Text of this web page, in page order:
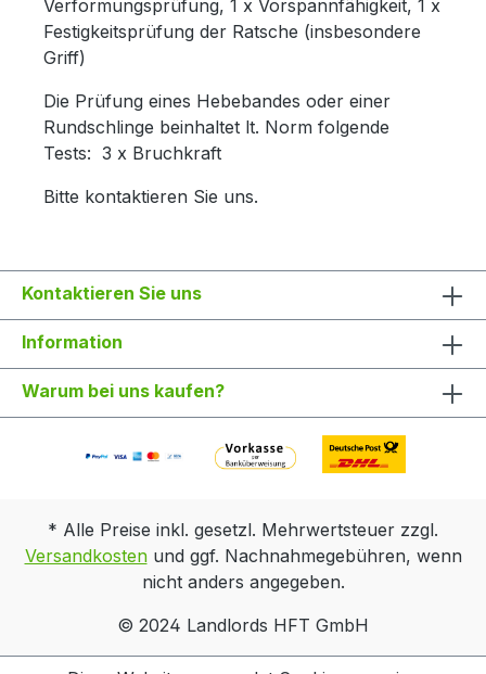
Verformungsprüfung, 1 x Vorspannfähigkeit, 1 x
Festigkeitsprüfung der Ratsche (insbesondere
Griff)
Die Prüfung eines Hebebandes oder einer
Rundschlinge beinhaltet lt. Norm folgende
Tests: 3 x Bruchkraft
Bitte kontaktieren Sie uns.
Kontaktieren Sie uns
Information
Warum bei uns kaufen?
* Alle Preise inkl. gesetzl. Mehrwertsteuer zzgl.
Versandkostenund ggf. Nachnahmegebühren, wenn
nicht anders angegeben.
© 2024 Landlords HFT GmbH